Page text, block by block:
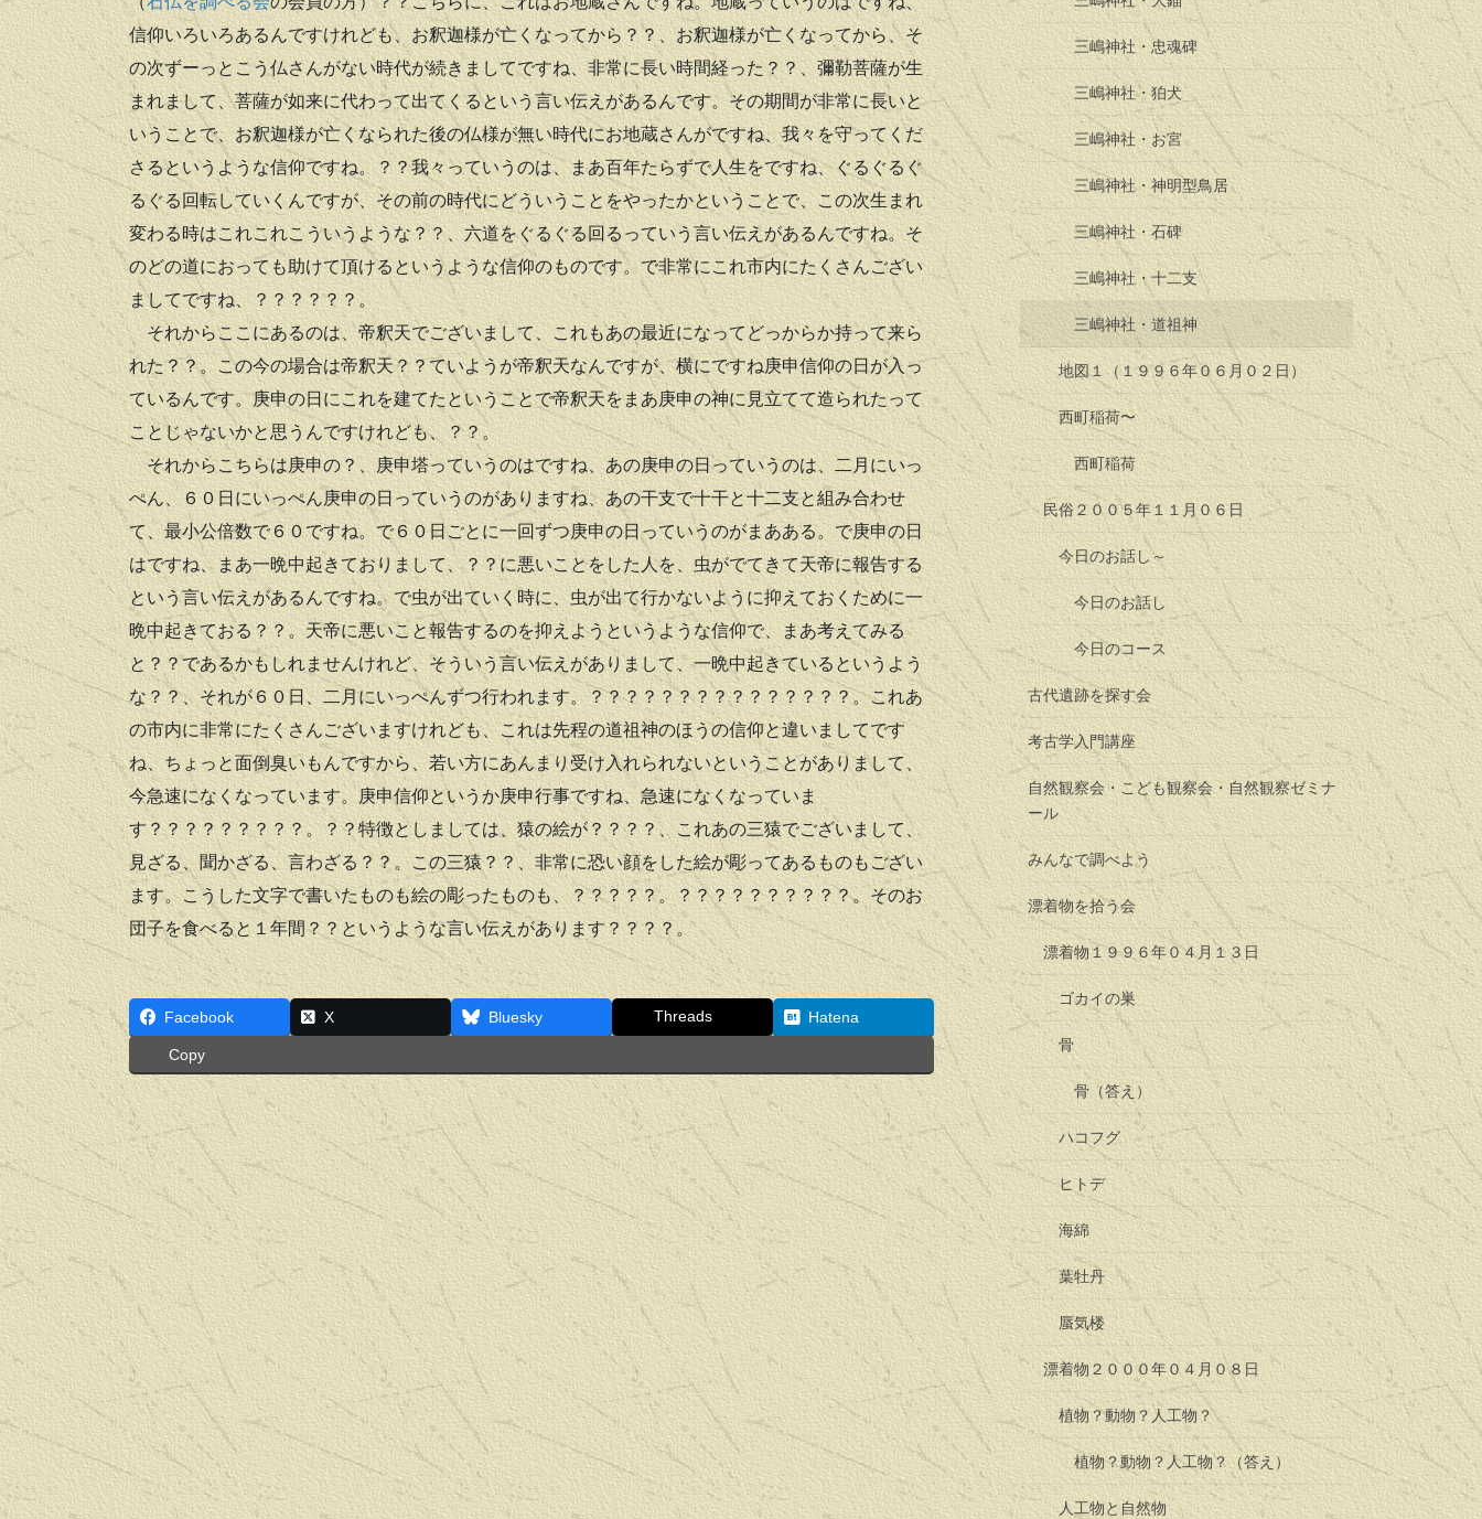
信仰いろいろあるんですけれども、お釈迦様が亡くなってから？？、お釈迦様が亡くなってから、そ
の次ずーっとこう仏さんがない時代が続きましてですね、非常に長い時間経った？？、彌勒菩薩が生
まれまして、菩薩が如来に代わって出てくるという言い伝えがあるんです。その期間が非常に長いと
いうことで、お釈迦様が亡くなられた後の仏様が無い時代にお地蔵さんがですね、我々を守ってくだ
さるというような信仰ですね。？？我々っていうのは、まあ百年たらずで人生をですね、ぐるぐるぐ
るぐる回転していくんですが、その前の時代にどういうことをやったかということで、この次生まれ
変わる時はこれこれこういうような？？、六道をぐるぐる回るっていう言い伝えがあるんですね。そ
のどの道におっても助けて頂けるというような信仰のものです。で非常にこれ市内にたくさんござい
ましてですね、？？？？？？。
それからここにあるのは、帝釈天でございまして、これもあの最近になってどっからか持って来ら
れた？？。この今の場合は帝釈天？？ていようが帝釈天なんですが、横にですね庚申信仰の日が入っ
ているんです。庚申の日にこれを建てたということで帝釈天をまあ庚申の神に見立てて造られたって
ことじゃないかと思うんですけれども、？？。
それからこちらは庚申の？、庚申塔っていうのはですね、あの庚申の日っていうのは、二月にいっ
ぺん、６０日にいっぺん庚申の日っていうのがありますね、あの干支で十干と十二支と組み合わせ
て、最小公倍数で６０ですね。で６０日ごとに一回ずつ庚申の日っていうのがまあある。で庚申の日
はですね、まあ一晩中起きておりまして、？？に悪いことをした人を、虫がでてきて天帝に報告する
という言い伝えがあるんですね。で虫が出ていく時に、虫が出て行かないように抑えておくために一
晩中起きておる？？。天帝に悪いこと報告するのを抑えようというような信仰で、まあ考えてみる
と？？であるかもしれませんけれど、そういう言い伝えがありまして、一晩中起きているというよう
な？？、それが６０日、二月にいっぺんずつ行われます。？？？？？？？？？？？？？？？。これあ
の市内に非常にたくさんございますけれども、これは先程の道祖神のほうの信仰と違いましてです
ね、ちょっと面倒臭いもんですから、若い方にあんまり受け入れられないということがありまして、
今急速になくなっています。庚申信仰というか庚申行事ですね、急速になくなっていま
す？？？？？？？？？。？？特徴としましては、猿の絵が？？？？、これあの三猿でございまして、
見ざる、聞かざる、言わざる？？。この三猿？？、非常に恐い顔をした絵が彫ってあるものもござい
ます。こうした文字で書いたものも絵の彫ったものも、？？？？？。？？？？？？？？？？。そのお
団子を食べると１年間？？というような言い伝えがあります？？？？。
Facebook X Bluesky Threads Hatena
Copy
三嶋神社・忠魂碑
三嶋神社・狛犬
三嶋神社・お宮
三嶋神社・神明型鳥居
三嶋神社・石碑
三嶋神社・十二支
三嶋神社・道祖神
地図１（１９９６年０６月０２日）
西町稲荷〜
西町稲荷
民俗２００５年１１月０６日
今日のお話し～
今日のお話し
今日のコース
古代遺跡を探す会
考古学入門講座
自然観察会・こども観察会・自然観察ゼミナ
ール
みんなで調べよう
漂着物を拾う会
漂着物１９９６年０４月１３日
ゴカイの巣
骨
骨（答え）
ハコフグ
ヒトデ
海綿
葉牡丹
蜃気楼
漂着物２０００年０４月０８日
植物？動物？人工物？
植物？動物？人工物？（答え）
人工物と自然物